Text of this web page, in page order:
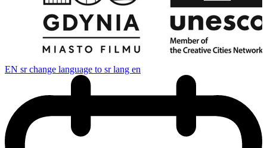
EN sr change language to sr lang en